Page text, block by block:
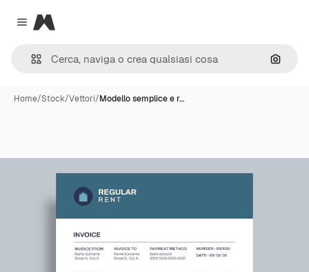
Close menu
Magnific
Cerca
Home/Stock/Vettori/Modello semplice e r…